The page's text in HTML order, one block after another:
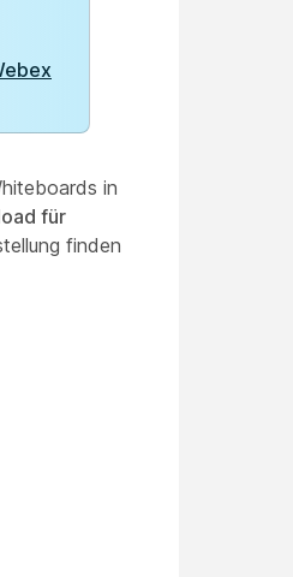
in
für
finden